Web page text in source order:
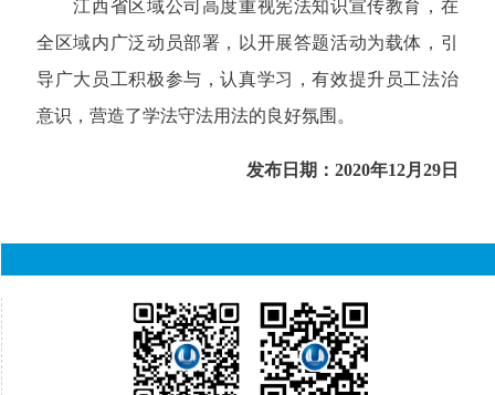
江西省区域公司高度重视宪法知识宣传教育，在
全区域内广泛动员部署，以开展答题活动为载体，引
导广大员工积极参与，认真学习，有效提升员工法治
意识，营造了学法守法用法的良好氛围。
发布日期：2020年12月29日